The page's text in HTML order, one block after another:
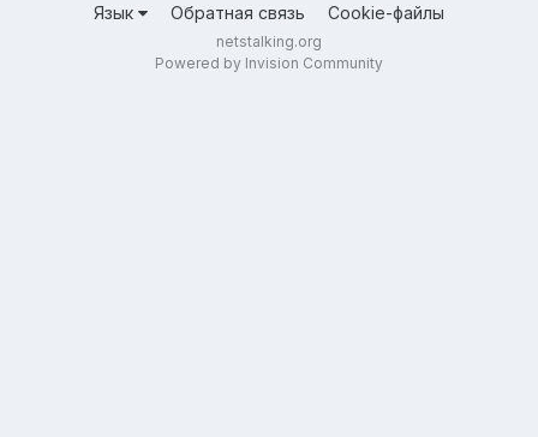
Язык Обратная связь Cookie-файлы
netstalking.org
Powered by Invision Community